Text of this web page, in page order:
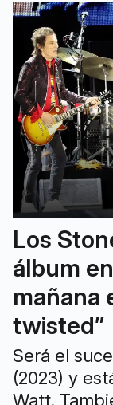
Los
álbum
mañana
twisted”
Será el
(2023) y
Watt.